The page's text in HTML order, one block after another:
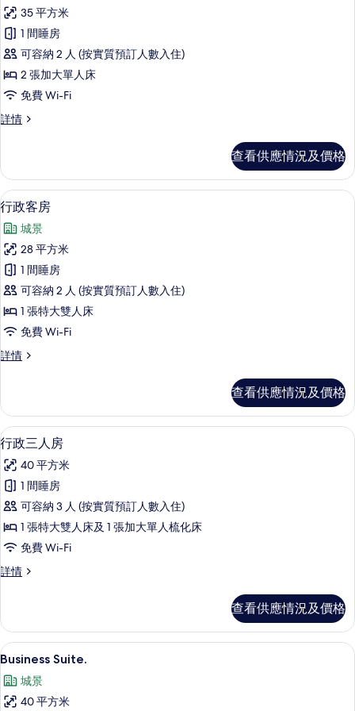
所
有
Attic
Twin
的
相
35 平方米
1 間睡房
可容納 2 人 (按實質預訂人數入住)
2 張加大單人床
免費 Wi-Fi
詳情
Attic
查看供應情況及價格
載
入
所
有
行
政
客
的
片
行政客房 | 高級寢具、Select Comfort
12
行政客房
城景
28 平方米
1 間睡房
可容納 2 人 (按實質預訂人數入住)
1 張特大雙人床
免費 Wi-Fi
詳情
行
詳
情
查看供應情況及價格
載
入
所
有
行
政
人
的
相
片
高級寢具、Select Comfort 床墊、房
7
行政三人房
40 平方米
1 間睡房
可容納 3 人 (按實質預訂人數入住)
1 張特大雙人床及 1 張加大單人梳化床
免費 Wi-Fi
詳情
行
房
詳
情
查看供應情況及價格
載
入
所
高級寢具、Select Comfort 床墊、房
7
Business Suite.
城景
40 平方米